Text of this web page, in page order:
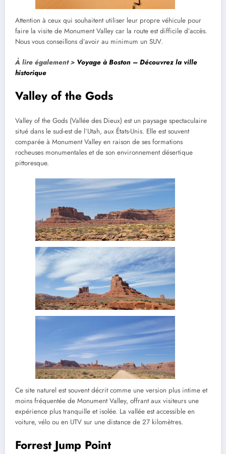
Attention à ceux qui souhaitent utiliser leur propre véhicule pour
faire la visite de Monument Valley car la route est difficile d’accès.
Nous vous conseillons d’avoir au minimum un SUV.
À lire également > Voyage à Boston – Découvrez la ville
historique
Valley of the Gods
Valley of the Gods (Vallée des Dieux) est un paysage spectaculaire
situé dans le sud-est de l’Utah, aux États-Unis. Elle est souvent
comparée à Monument Valley en raison de ses formations
rocheuses monumentales et de son environnement désertique
pittoresque.
Ce site naturel est souvent décrit comme une version plus intime et
moins fréquentée de Monument Valley, offrant aux visiteurs une
expérience plus tranquille et isolée. La vallée est accessible en
voiture, vélo ou en UTV sur une distance de 27 kilomètres.
Forrest Jump Point